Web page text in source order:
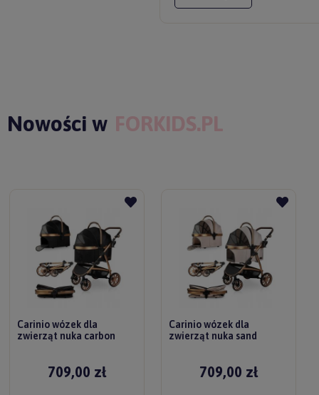
Nowości w FORKIDS.PL
Carinio wózek dla
zwierząt nuka carbon
709,00 zł
Carinio wózek dla
zwierząt nuka sand
709,00 zł